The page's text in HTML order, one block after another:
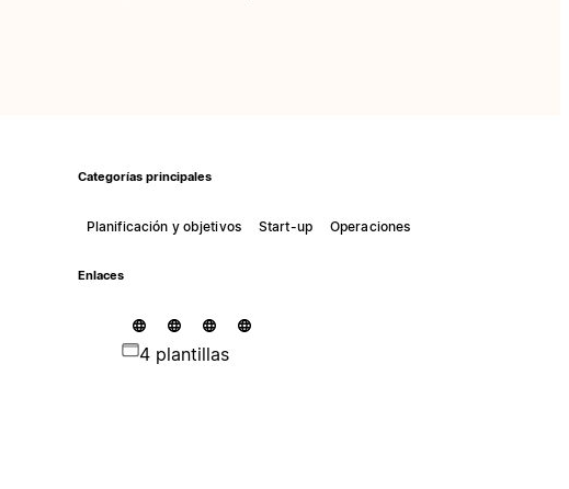
Categorías principales
Planificación y objetivos Start-up Operaciones
Enlaces
4 plantillas